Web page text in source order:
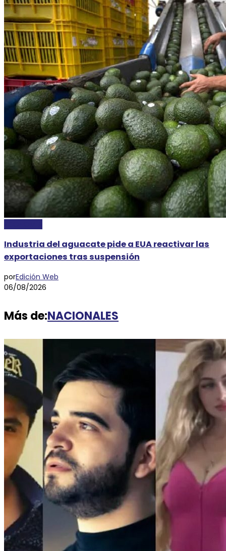
Industria del aguacate pide a EUA reactivar las
exportaciones tras suspensión
porEdición Web
06/08/2026
Más de:NACIONALES